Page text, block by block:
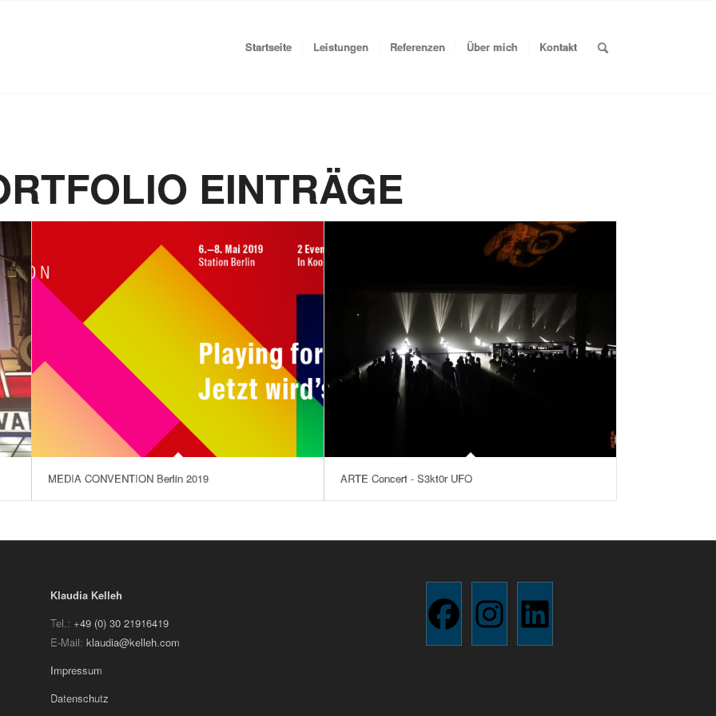
Startseite Leistungen Referenzen Über mich Kontakt
EINTRÄGE
MEDIA CONVENTION Berlin 2019 ARTE Concert - S3kt0r UFO
Klaudia Kelleh
Tel.: +49 (0) 30 21916419
E-Mail: klaudia@kelleh.com
Impressum
Datenschutz